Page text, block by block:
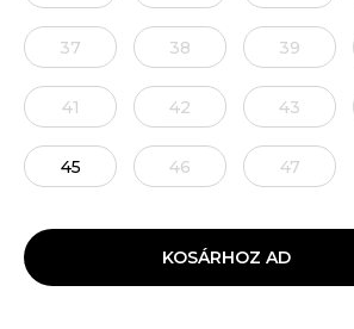
37 38 39
41 42 43
45 46 47
KOSÁRHOZ AD